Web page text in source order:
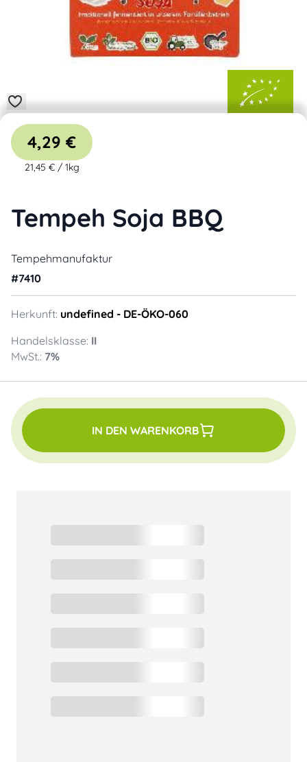
Tempeh Soja BBQ
Tempehmanufaktur
#7410
Herkunft: undefined - DE-ÖKO-060
Handelsklasse: II
MwSt.: 7%
4,29 €
21,45 €/ 1kg
IN DEN WARENKORB